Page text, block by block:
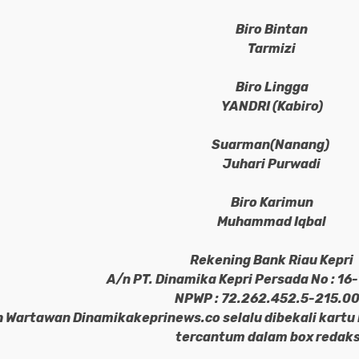
Biro Bintan
Tarmizi
Biro Lingga
YANDRI (Kabiro)
Suarman(Nanang)
Juhari Purwadi
Biro Karimun
Muhammad Iqbal
Rekening Bank Riau Kepri
A/n PT. Dinamika Kepri Persada No :
NPWP : 72.262.452.5-
Wartawan Dinamikakeprinews.co selalu dibekali
tercantum dalam box